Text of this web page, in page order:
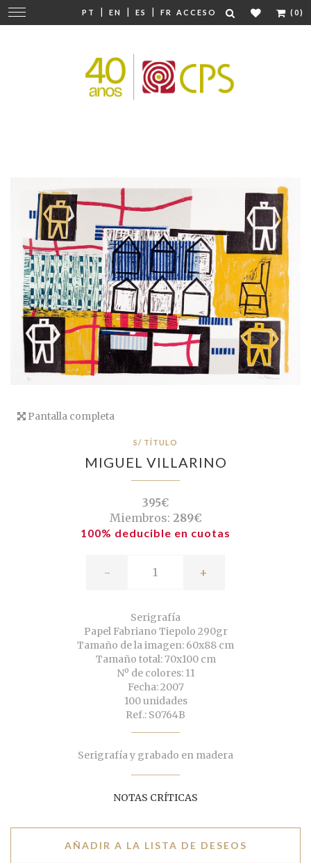
PT | EN | ES | FR ACCESO (0)
Cambiar
navegación
Pantalla completa
S/ TÍTULO
MIGUEL VILLARINO
395€
Miembros: 289€
100% deducible en cuotas
- +
Serigrafía
Papel Fabriano Tiepolo 290gr
Tamaño de la imagen: 60x88 cm
Tamaño total: 70x100 cm
Nº de colores: 11
Fecha: 2007
100 unidades
Ref.: S0764B
Serigrafía y grabado en madera
NOTAS CRÍTICAS
AÑADIR A LA LISTA DE DESEOS